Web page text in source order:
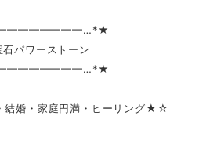
パワーストーン
婚・家庭円満・ヒーリング★☆